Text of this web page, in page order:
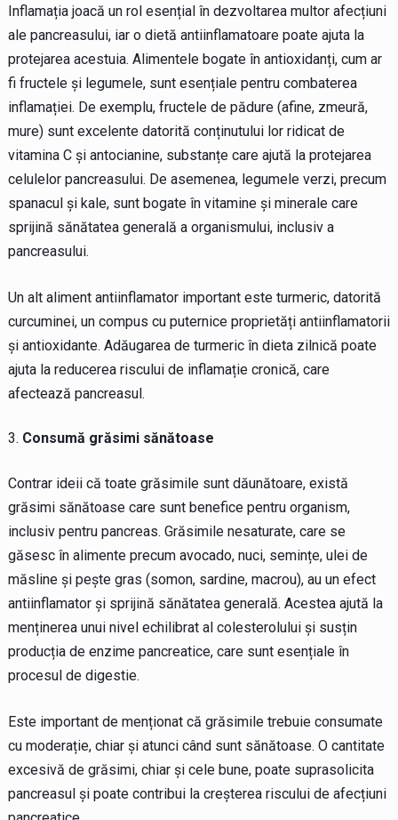
Inflamația joacă un rol esențial în dezvoltarea multor afecțiuni
ale pancreasului, iar o dietă antiinflamatoare poate ajuta la
protejarea acestuia. Alimentele bogate în antioxidanți, cum ar
fi fructele și legumele, sunt esențiale pentru combaterea
inflamației. De exemplu, fructele de pădure (afine, zmeură,
mure) sunt excelente datorită conținutului lor ridicat de
vitamina C și antocianine, substanțe care ajută la protejarea
celulelor pancreasului. De asemenea, legumele verzi, precum
spanacul și kale, sunt bogate în vitamine și minerale care
sprijină sănătatea generală a organismului, inclusiv a
pancreasului.
Un alt aliment antiinflamator important este turmeric, datorită
curcuminei, un compus cu puternice proprietăți antiinflamatorii
și antioxidante. Adăugarea de turmeric în dieta zilnică poate
ajuta la reducerea riscului de inflamație cronică, care
afectează pancreasul.
Consumă grăsimi sănătoase
Contrar ideii că toate grăsimile sunt dăunătoare, există
grăsimi sănătoase care sunt benefice pentru organism,
inclusiv pentru pancreas. Grăsimile nesaturate, care se
găsesc în alimente precum avocado, nuci, semințe, ulei de
măsline și pește gras (somon, sardine, macrou), au un efect
antiinflamator și sprijină sănătatea generală. Acestea ajută la
menținerea unui nivel echilibrat al colesterolului și susțin
producția de enzime pancreatice, care sunt esențiale în
procesul de digestie.
Este important de menționat că grăsimile trebuie consumate
cu moderație, chiar și atunci când sunt sănătoase. O cantitate
excesivă de grăsimi, chiar și cele bune, poate suprasolicita
pancreasul și poate contribui la creșterea riscului de afecțiuni